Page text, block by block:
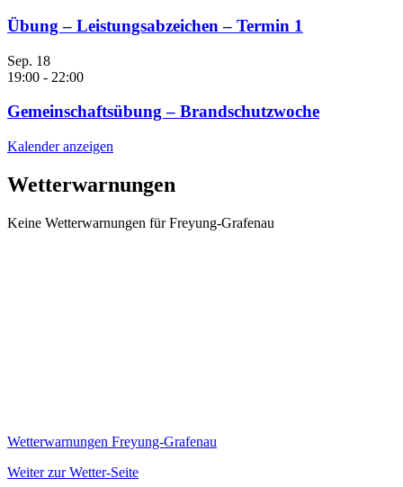
Übung – Leistungsabzeichen – Termin 1
Sep. 18
19:00 - 22:00
Gemeinschaftsübung – Brandschutzwoche
Kalender anzeigen
Wetterwarnungen
Keine Wetterwarnungen für Freyung-Grafenau
Wetterwarnungen Freyung-Grafenau
Weiter zur Wetter-Seite